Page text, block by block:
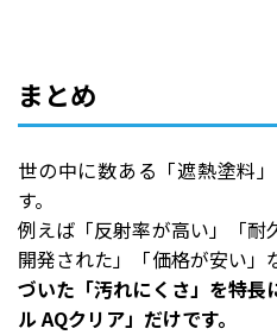
まとめ
世の中に数ある「遮熱塗料
す。
例えば「反射率が高い」「耐
開発された」「価格が安い」
づいた「汚れにくさ」を特長
ル AQクリア」だけです。